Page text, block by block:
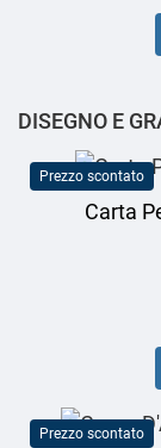
DISEGNO E
Prezzo scontato
Carta
Prezzo scontato